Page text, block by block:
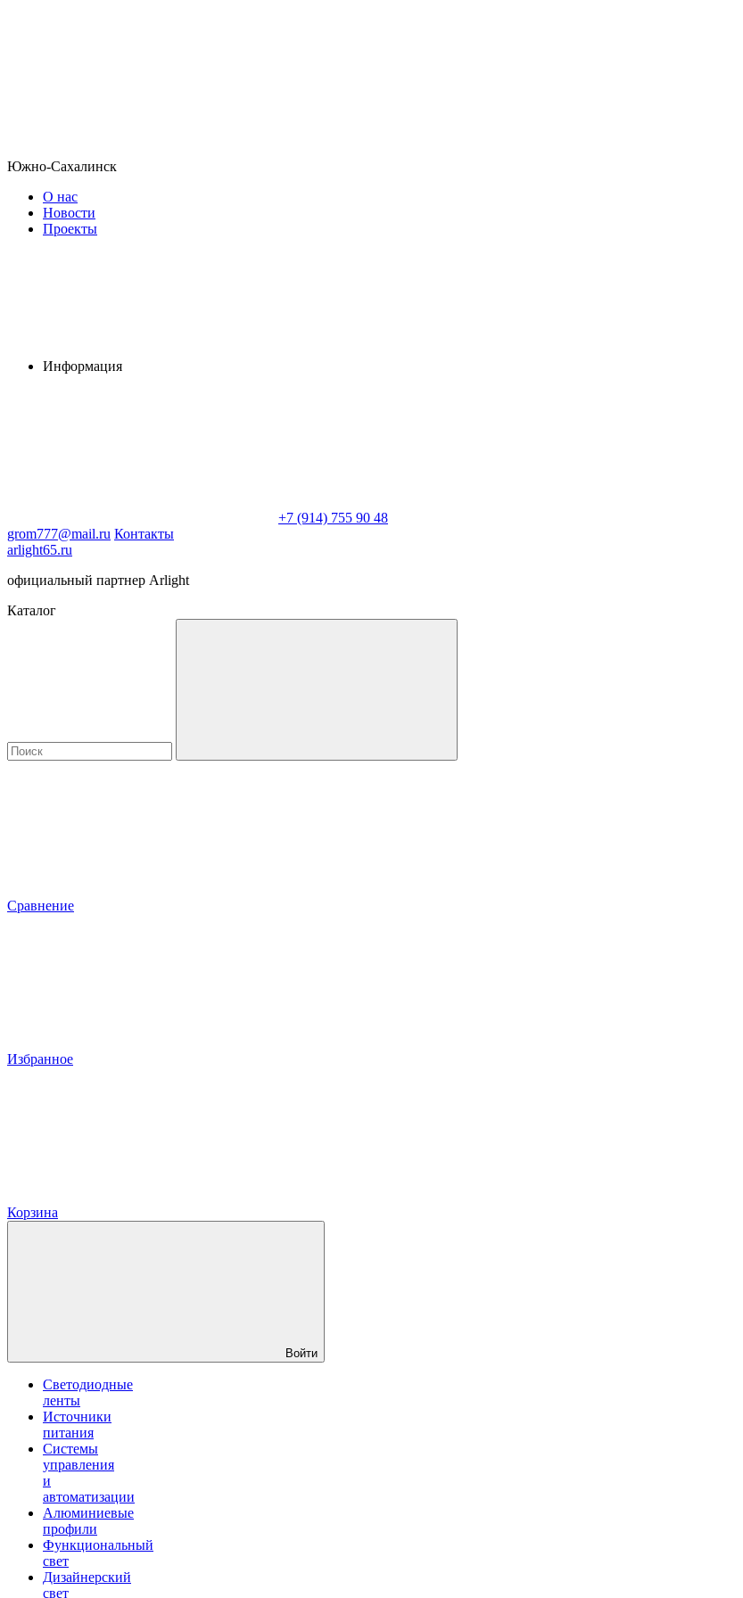
Южно-Сахалинск
О нас
Новости
Проекты
Информация
+7 (914) 755 90 48
grom777@mail.ru Контакты
arlight65.ru
официальный партнер Arlight
Каталог
Сравнение
Избранное
Корзина
Войти
Светодиодные
ленты
Источники
питания
Системы
управления
и
автоматизации
Алюминиевые
профили
Функциональный
свет
Дизайнерский
свет